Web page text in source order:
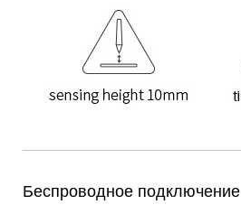
Беспроводное подключение